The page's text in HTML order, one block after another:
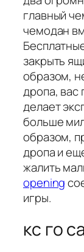
главный
чемодан
закрыть
образом,
дропа, вас
делает
больше
образом,
дропа и
жалить
opening
игры.
кс го